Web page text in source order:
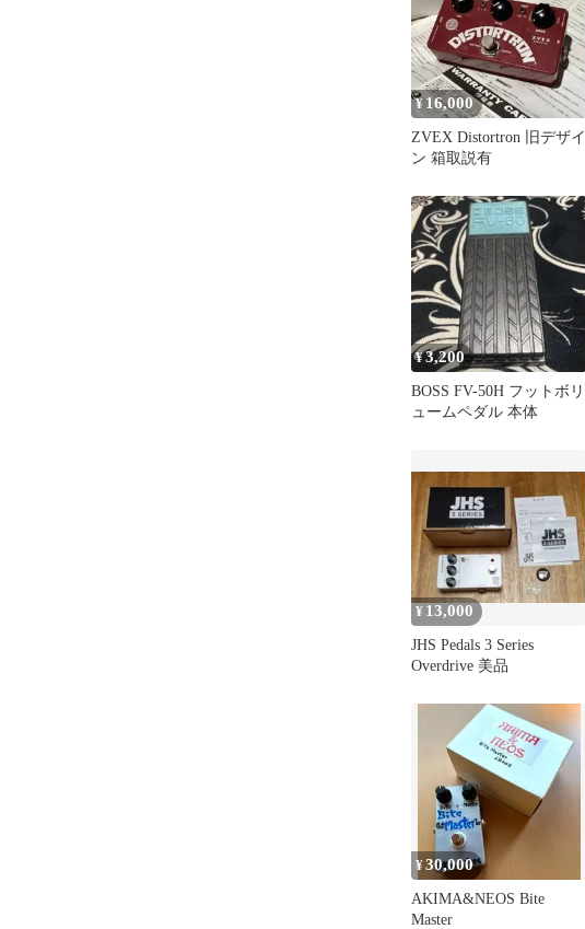
¥16,000
ZVEX Distortron 旧デザイ
ン 箱取説有
¥3,200
BOSS FV-50H フットボリ
ュームペダル 本体
¥ 13,000
JHS Pedals 3 Series
Overdrive 美品
¥30,000
AKIMA&NEOS Bite
Master